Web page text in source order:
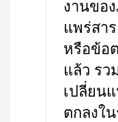
งานขอ
แพร่สา
หรือข้อ
แล้ว รว
เปลี่ยน
ตกลงใ